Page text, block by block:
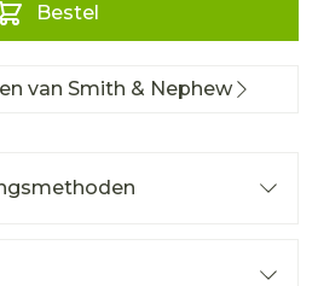
Bestel
van Smith & Nephew